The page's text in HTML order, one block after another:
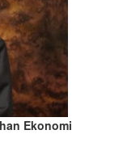
Ekonomi